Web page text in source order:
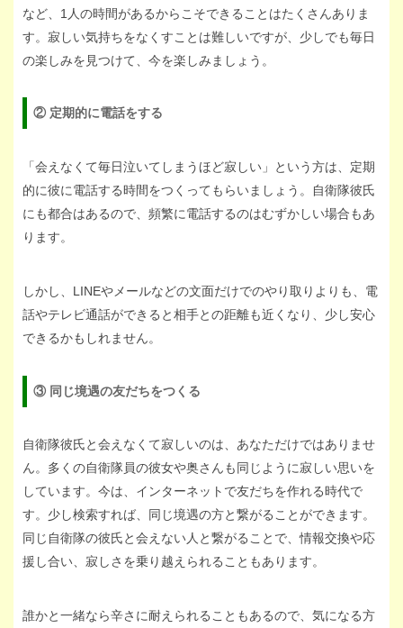
など、1人の時間があるからこそできることはたくさんありま
す。寂しい気持ちをなくすことは難しいですが、少しでも毎日
の楽しみを見つけて、今を楽しみましょう。
② 定期的に電話をする
「会えなくて毎日泣いてしまうほど寂しい」という方は、定期
的に彼に電話する時間をつくってもらいましょう。自衛隊彼氏
にも都合はあるので、頻繁に電話するのはむずかしい場合もあ
ります。
しかし、LINEやメールなどの文面だけでのやり取りよりも、電
話やテレビ通話ができると相手との距離も近くなり、少し安心
できるかもしれません。
③ 同じ境遇の友だちをつくる
自衛隊彼氏と会えなくて寂しいのは、あなただけではありませ
ん。多くの自衛隊員の彼女や奥さんも同じように寂しい思いを
しています。今は、インターネットで友だちを作れる時代で
す。少し検索すれば、同じ境遇の方と繋がることができます。
同じ自衛隊の彼氏と会えない人と繋がることで、情報交換や応
援し合い、寂しさを乗り越えられることもあります。
誰かと一緒なら辛さに耐えられることもあるので、気になる方